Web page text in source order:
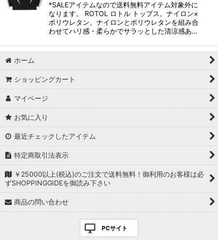
*SALEアイテムなので送料無料アイテム対象外に
なります。 ROTOL ロトル トップス。ナイロン×
ポリウレタン。ナイロンとポリウレタンを組み合
わせてハリ感・柔らかでサラッとした清涼感あ…
ホーム
ショッピングカート
マイページ
お気に入り
最近チェックしたアイテム
特定商取引法表示
￥25000以上(税込)のご注文で送料無料！御利用のお客様は必
ずSHOPPINGGIDEを御読み下さい
商品の問い合わせ
PCサイト